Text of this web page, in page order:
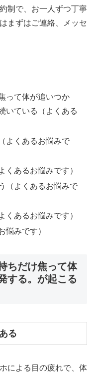
制で、お一人ずつ丁寧
まずはご連絡、メッセ
って体が追いつか
いている（よくある
よくあるお悩みで
くあるお悩みです）
（よくあるお悩みで
くあるお悩みです）
悩みです）
ちだけ焦って体
する。が起こる
る
による目の疲れで、体